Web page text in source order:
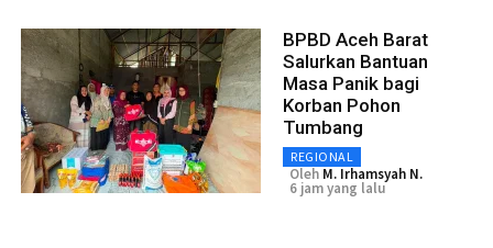
BPBD Aceh Barat
Salurkan Bantuan
Masa Panik bagi
Korban Pohon
Tumbang
REGIONAL
Oleh M. Irhamsyah N.
6 jam yang lalu